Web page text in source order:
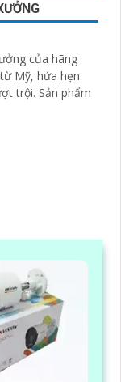
của hãng
Mỹ, hứa hẹn
phẩm